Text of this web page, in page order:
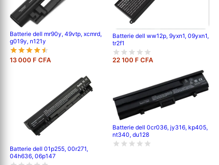
Batterie dell mr90y, 49vtp, xcmrd,
g019y, n121y
13 000 F CFA
Batterie dell ww12p, 9yxn1, 09yxn1,
tr2f1
22 100 F CFA
Batterie dell 01p255, 00r271,
04h636, 06p147
Batterie dell 0cr036, jy316, kp405,
nt340, du128